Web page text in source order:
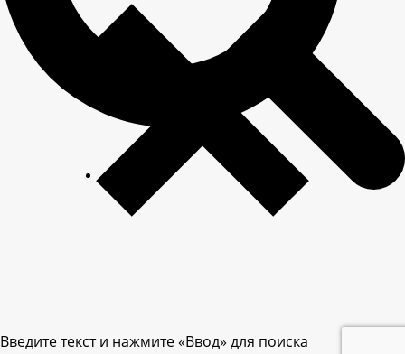
Введите текст и нажмите «Ввод» для поиска